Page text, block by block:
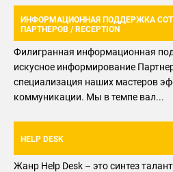
ИНФОРМАЦИОННАЯ ПОДДЕРЖКА
ПАРТНЕРОВ / RECEPTION
Филигранная информационная
искусное информирование
специализация наших мастеров
коммуникации. Мы в темпе вал...
HELP DESK
Жанр Help Desk – это синтез